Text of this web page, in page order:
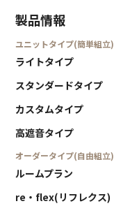
製品情報
ユニットタイプ(簡単組立)
ライトタイプ
スタンダードタイプ
カスタムタイプ
高遮音タイプ
オーダータイプ(自由組立)
ルームプラン
re・flex(リフレクス)